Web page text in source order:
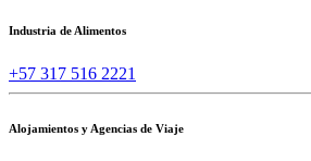
Industria de Alimentos
+57 317 516 2221
Alojamientos y Agencias de Viaje